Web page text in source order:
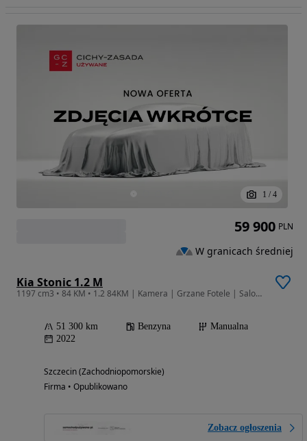
1 / 4
Kia Stonic 1.2 M
1197 cm3 • 84 KM • 1.2 84KM | Kamera | Grzane Fotele | Salon PL
51 300 km Benzyna
Manualna
2022
Szczecin (Zachodniopomorskie)
Firma • Opublikowano
Zobacz ogłoszenia
59 900 PLN
W granicach średniej